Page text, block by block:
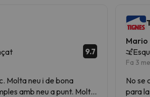
9.7
Molta neu i de bona
amb neu a punt. Molt
Mario
Fa 3
No se
para